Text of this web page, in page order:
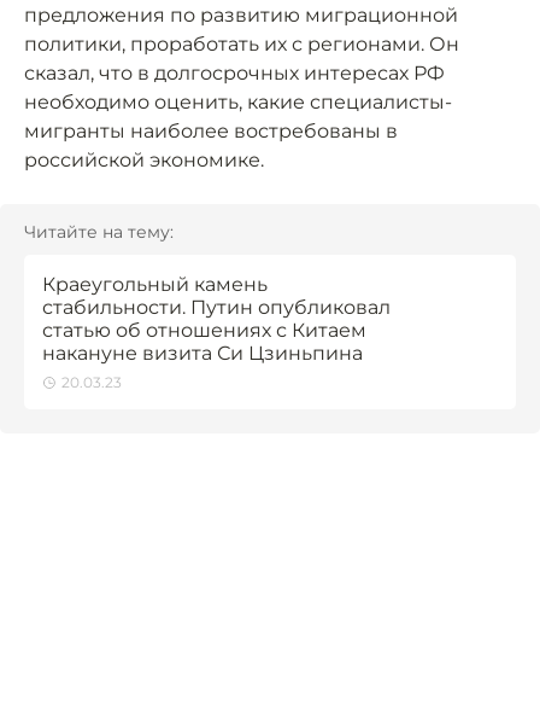
предложения по развитию миграционной
политики, проработать их с регионами. Он
сказал, что в долгосрочных интересах РФ
необходимо оценить, какие специалисты-
мигранты наиболее востребованы в
российской экономике.
Читайте на тему:
Краеугольный камень
стабильности. Путин опубликовал
статью об отношениях с Китаем
накануне визита Си Цзиньпина
20.03.23